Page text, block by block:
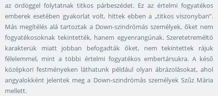
az ördöggel folytatnak titkos párbeszédet. Ez az értelmi fogyatékos
emberek esetében gyakorlat volt, hittek ebben a „titkos viszonyban”.
Más megítélés alá tartoztak a Down-szindrómás személyek, őket nem
fogyatékosoknak tekintették, hanem egyenrangúnak. Szeretetreméltó
karakterük miatt jobban befogadták őket, nem tekintettek rájuk
félelemmel, mint a többi értelmi fogyatékos embertársukra. A késő
középkori festményeken láthatunk például olyan ábrázolásokat, ahol
angyalokként jelentek meg a Down-szindrómás személyek Szűz Mária
mellett.